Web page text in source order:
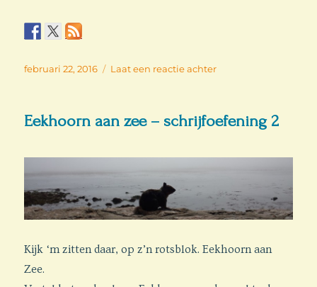
Geplaatst
februari 22, 2016 Laat een reactie achterop
schrijfoefening
1
Eekhoorn aan zee – schrijfoefening 2
Kijk ‘m zitten daar, op z’n rotsblok. Eekhoorn aan
Zee.